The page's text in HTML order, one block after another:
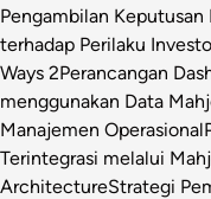
Pengambilan Keputusan
terhadap Perilaku
Ways 2Perancangan
menggunakan Data
Manajemen Operasional
Terintegrasi melalui
ArchitectureStrategi